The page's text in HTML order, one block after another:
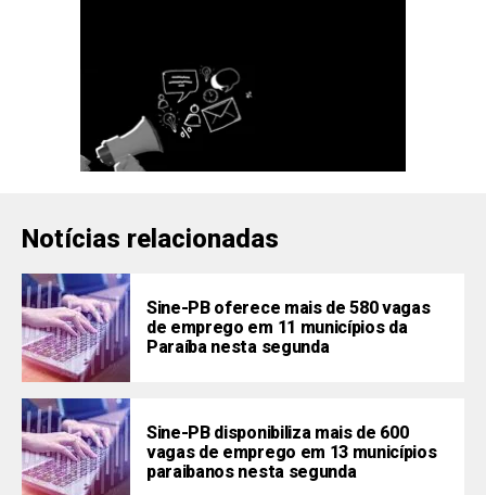
Notícias relacionadas
Sine-PB oferece mais de 580 vagas
de emprego em 11 municípios da
Paraíba nesta segunda
Sine-PB disponibiliza mais de 600
vagas de emprego em 13 municípios
paraibanos nesta segunda